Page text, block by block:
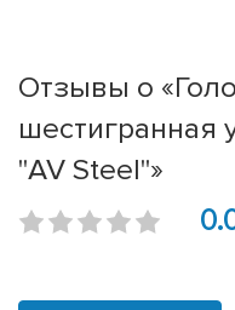
Отзывы о
шестигранная
"AV Steel"»